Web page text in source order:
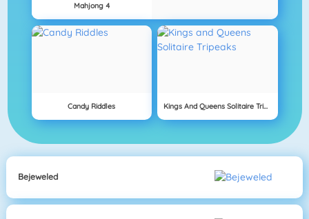
Mahjong 4
Candy Riddles Kings And Queens Solitaire Tripeaks
Bejeweled